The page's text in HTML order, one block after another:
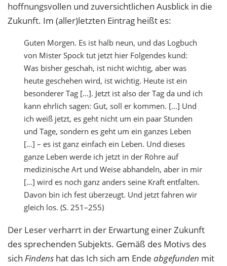
hoffnungsvollen und zuversichtlichen Ausblick in die
Zukunft. Im (aller)letzten Eintrag heißt es:
Guten Morgen. Es ist halb neun, und das Logbuch
von Mister Spock tut jetzt hier Folgendes kund:
Was bisher geschah, ist nicht wichtig, aber was
heute geschehen wird, ist wichtig. Heute ist ein
besonderer Tag […]. Jetzt ist also der Tag da und ich
kann ehrlich sagen: Gut, soll er kommen. […] Und
ich weiß jetzt, es geht nicht um ein paar Stunden
und Tage, sondern es geht um ein ganzes Leben
[…] – es ist ganz einfach ein Leben. Und dieses
ganze Leben werde ich jetzt in der Röhre auf
medizinische Art und Weise abhandeln, aber in mir
[…] wird es noch ganz anders seine Kraft entfalten.
Davon bin ich fest überzeugt. Und jetzt fahren wir
gleich los. (S. 251–255)
Der Leser verharrt in der Erwartung einer Zukunft
des sprechenden Subjekts. Gemäß des Motivs des
sich Findens hat das Ich sich am Ende abgefunden mit